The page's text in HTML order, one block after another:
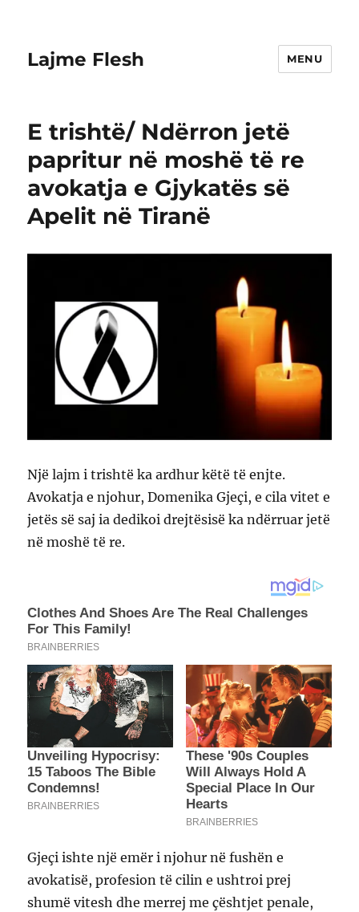
Lajme Flesh MENU
E trishtë/ Ndërron jetë
papritur në moshë të re
avokatja e Gjykatës së
Apelit në Tiranë
Një lajm i trishtë ka ardhur këtë të enjte.
Avokatja e njohur, Domenika Gjeçi, e cila vitet e
jetës së saj ia dedikoi drejtësisë ka ndërruar jetë
në moshë të re.
Gjeçi ishte një emër i njohur në fushën e
avokatisë, profesion të cilin e ushtroi prej
shumë vitesh dhe merrej me çështjet penale,